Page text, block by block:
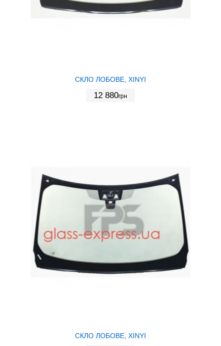
СКЛО ЛОБОВЕ, XINYI
12 880грн
СКЛО ЛОБОВЕ, XINYI